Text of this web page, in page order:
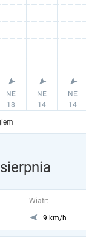
Wiatr:
9 km/h